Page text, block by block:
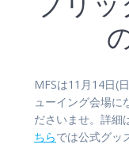
MFSは11月14日(
ューイング会場に
ださいませ。詳細
ちらでは公式グッ